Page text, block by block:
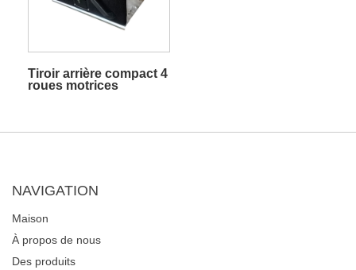
Tiroir arrière compact 4
roues motrices
NAVIGATION
Maison
À propos de nous
Des produits